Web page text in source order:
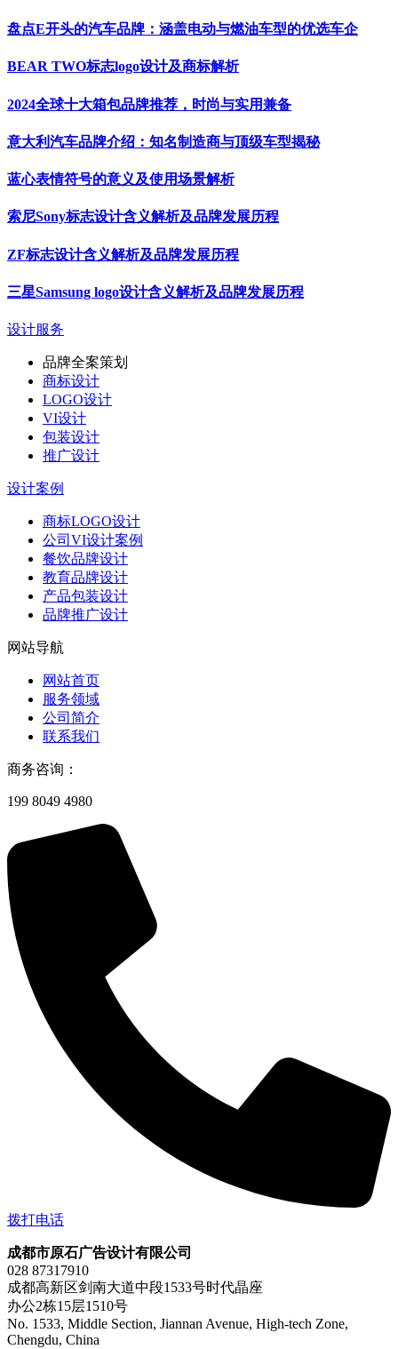
盘点E开头的汽车品牌：涵盖电动与燃油车型的优选车企
BEAR TWO标志logo设计及商标解析
2024全球十大箱包品牌推荐，时尚与实用兼备
意大利汽车品牌介绍：知名制造商与顶级车型揭秘
蓝心表情符号的意义及使用场景解析
索尼Sony标志设计含义解析及品牌发展历程
ZF标志设计含义解析及品牌发展历程
三星Samsung logo设计含义解析及品牌发展历程
设计服务
品牌全案策划
商标设计
LOGO设计
VI设计
包装设计
推广设计
设计案例
商标LOGO设计
公司VI设计案例
餐饮品牌设计
教育品牌设计
产品包装设计
品牌推广设计
网站导航
网站首页
服务领域
公司简介
联系我们
商务咨询：
199 8049 4980
拨打电话
成都市原石广告设计有限公司
028 87317910
成都高新区剑南大道中段1533号时代晶座
办公2栋15层1510号
No. 1533, Middle Section, Jiannan Avenue, High-tech Zone,
Chengdu, China